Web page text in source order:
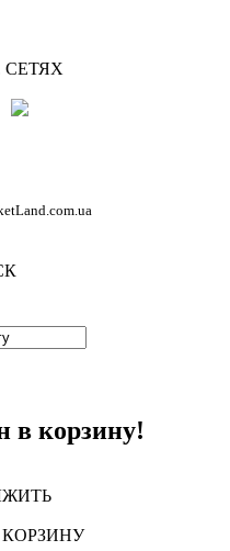
в корзину!
КОРЗИНУ